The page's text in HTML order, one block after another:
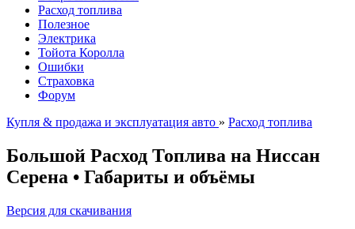
Расход топлива
Полезное
Электрика
Тойота Королла
Ошибки
Страховка
Форум
Купля & продажа и эксплуатация авто » Расход топлива
Большой Расход Топлива на Ниссан
Серена • Габариты и объёмы
Версия для скачивания